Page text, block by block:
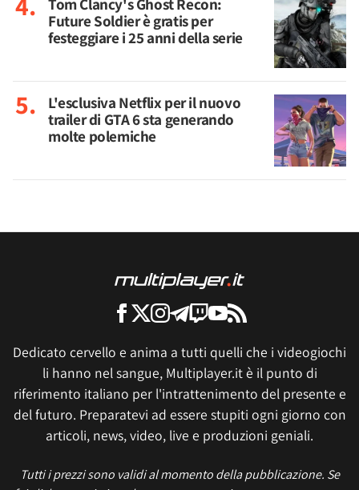
Future Soldier è gratis per
festeggiare i 25 anni della serie
L'esclusiva Netflix per il nuovo
trailer di GTA 6 sta generando
molte polemiche
Dedicato cervello e anima a tutti quelli che i videogiochi
li hanno nel sangue, Multiplayer.it è il punto di
riferimento italiano per l'intrattenimento del presente e
del futuro. Preparatevi ad essere stupiti ogni giorno con
articoli, news, video, live e produzioni geniali.
Tutti i prezzi sono validi al momento della pubblicazione. Se